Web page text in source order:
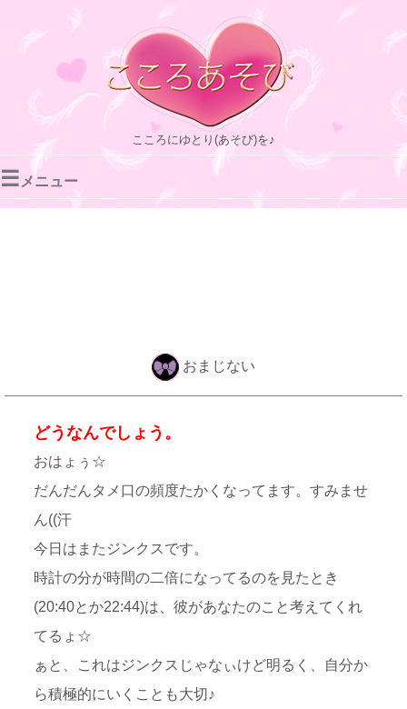
こころにゆとり(あそび)を♪
☰ メニュー
おまじない
どうなんでしょう。
おはょぅ☆
だんだんタメ口の頻度たかくなってます。すみませ
ん((汗
今日はまたジンクスです。
時計の分が時間の二倍になってるのを見たとき
(20:40とか22:44)は、彼があなたのこと考えてくれ
てるょ☆
ぁと、これはジンクスじゃなぃけど明るく、自分か
ら積極的にいくことも大切♪